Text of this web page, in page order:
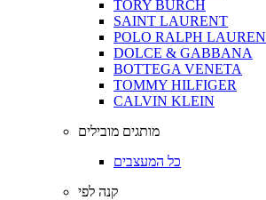
TORY BURCH
SAINT LAURENT
POLO RALPH LAUREN
DOLCE & GABBANA
BOTTEGA VENETA
TOMMY HILFIGER
CALVIN KLEIN
מותגים מובילים
כל המעצבים
קנה לפי